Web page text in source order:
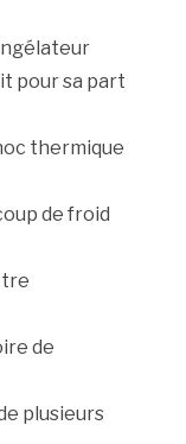
pour sa part
thermique
de froid
de
plusieurs